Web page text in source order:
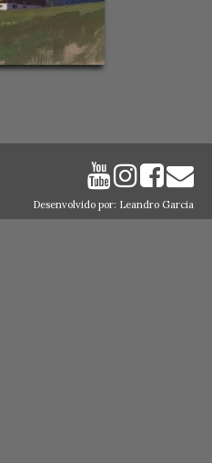
Desenvolvido por: Leandro Garcia